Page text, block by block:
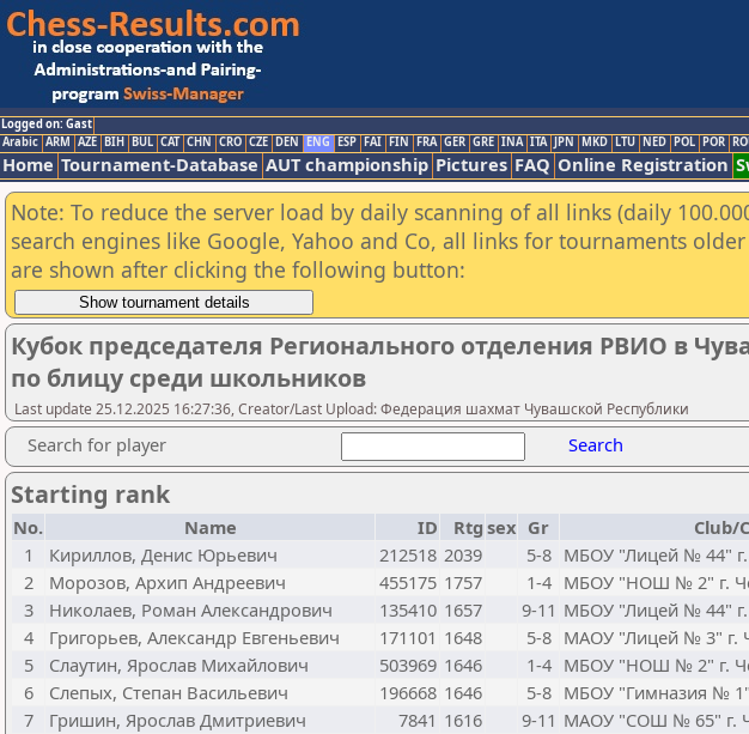
Logged on: Gast
Arabic ARM AZE BIH BUL CAT CHN CRO CZE DEN ENG ESP FAI FIN FRA GER GRE INA ITA JPN MKD LTU NED POL POR
Home Tournament-Database AUT championship Pictures FAQ Online Registration
Note: To reduce the server load by daily scanning of all links (daily
search engines like Google, Yahoo and Co, all links for tournaments
are shown after clicking the following button:
Кубок председателя Регионального отделения РВИО в
по блицу среди школьников
Last update 25.12.2025 16:27:36, Creator/Last Upload: Федерация шахмат Чувашской Республики
Search for player Search
Starting rank
No. Name ID Rtg sex Gr
Club/
1
Кириллов, Денис Юрьевич 212518 2039 5-8 МБОУ "Лицей № 44"
2
Морозов, Архип Андреевич 455175 1757 1-4 МБОУ "НОШ № 2" г.
3
Николаев, Роман Александрович 135410 1657 9-11 МБОУ "Лицей № 44"
4
Григорьев, Александр Евгеньевич 171101 1648 5-8 МАОУ "Лицей № 3" г.
5
Слаутин, Ярослав Михайлович 503969 1646 1-4 МБОУ "НОШ № 2" г.
6
Слепых, Степан Васильевич 196668 1646 5-8 МБОУ "Гимназия №
7
Гришин, Ярослав Дмитриевич 7841 1616 9-11 МАОУ "СОШ № 65" г.